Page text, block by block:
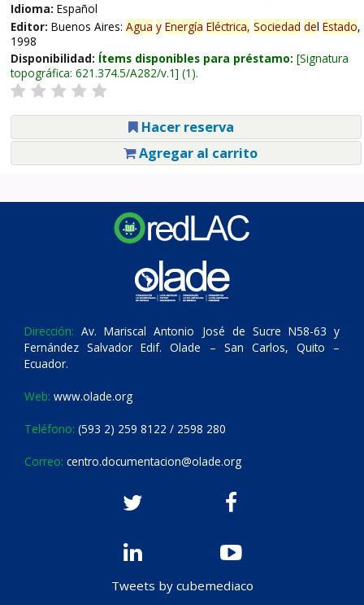
Idioma: Español
Editor: Buenos Aires: Agua y Energía Eléctrica, Sociedad del Estado,
1998
Disponibilidad: Ítems disponibles para préstamo: Signatura
topográfica: 621.374.5/A282/v.1 (1).
Hacer reserva
Agregar al carrito
Dirección: Av. Mariscal Antonio José de Sucre N58-63 y
Fernández Salvador Edif. Olade – San Carlos, Quito –
Ecuador.
Web: www.olade.org
Teléfono: (593 2) 259 8122 / 2598 280
Correo: centro.documentacion@olade.org
Tweets by cubemediaco